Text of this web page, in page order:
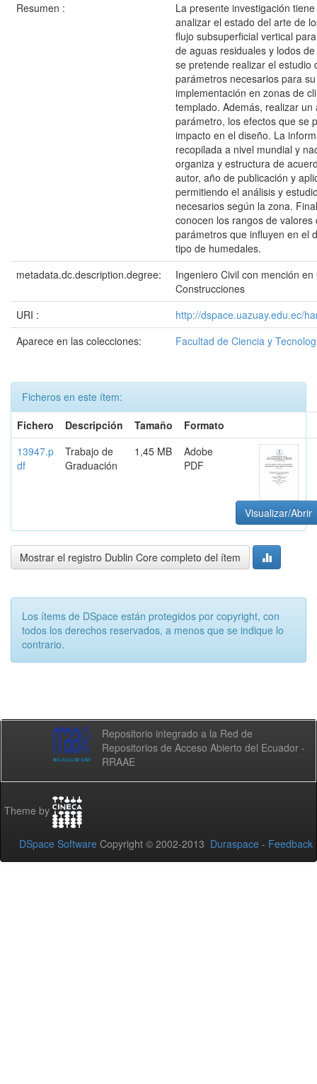
Resumen :
La presente investigación
analizar el estado del arte de
flujo subsuperficial vertical
de aguas residuales y lodos
se pretende realizar el estudio
parámetros necesarios para su
implementación en zonas de
templado. Además, realizar un
parámetro, los efectos que se
impacto en el diseño. La
recopilada a nivel mundial y
organiza y estructura de
autor, año de publicación y
permitiendo el análisis y
necesarios según la zona.
conocen los rangos de valores
parámetros que influyen en el
tipo de humedales.
metadata.dc.description.degree:
Ingeniero Civil con mención
Construcciones
URI :
http://dspace.uazuay.edu.ec/
Aparece en las colecciones:
Facultad de Ciencia y
Ficheros en este ítem:
Fichero
Descripción Tamaño
Formato
13947.p
df
Trabajo de
Graduación
1,45 MB
Adobe
PDF
Visualizar/Abrir
Mostrar el registro Dublin Core completo del ítem
Los ítems de DSpace están protegidos por copyright, con
todos los derechos reservados, a menos que se indique lo
contrario.
Repositorio integrado a la Red de
Repositorios de Acceso Abierto del Ecuador -
RRAAE
Theme by
DSpace Software Copyright © 2002-2013 Duraspace - Feedback